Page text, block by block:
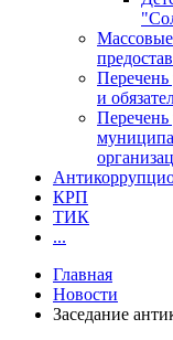
Перечень
и
Перечень
КРП
ТИК
...
Главная
Новости
Заседание